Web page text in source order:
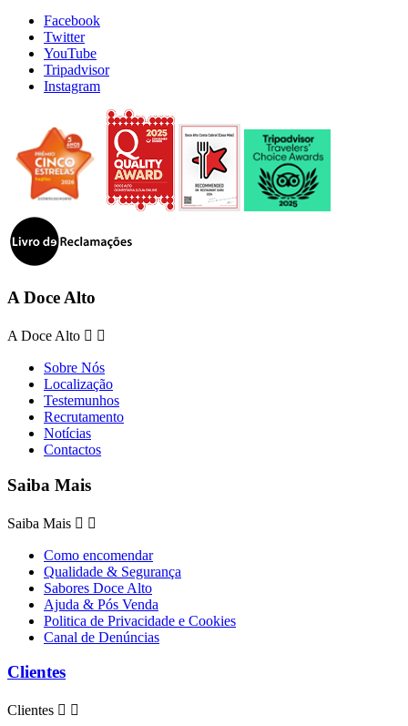
Facebook
Twitter
YouTube
Tripadvisor
Instagram
A Doce Alto
A Doce Alto  
Sobre Nós
Localização
Testemunhos
Recrutamento
Notícias
Contactos
Saiba Mais
Saiba Mais  
Como encomendar
Qualidade & Segurança
Sabores Doce Alto
Ajuda & Pós Venda
Politica de Privacidade e Cookies
Canal de Denúncias
Clientes
Clientes  